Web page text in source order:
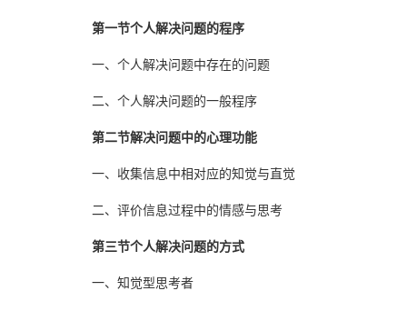
第一节个人解决问题的程序
一、个人解决问题中存在的问题
二、个人解决问题的一般程序
第二节解决问题中的心理功能
一、收集信息中相对应的知觉与直觉
二、评价信息过程中的情感与思考
第三节个人解决问题的方式
一、知觉型思考者